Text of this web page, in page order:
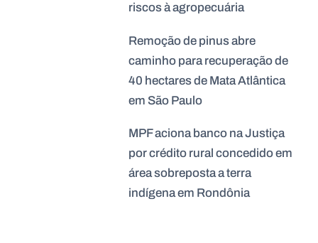
riscos à agropecuária
Remoção de pinus abre
caminho para recuperação de
40 hectares de Mata Atlântica
em São Paulo
MPF aciona banco na Justiça
por crédito rural concedido em
área sobreposta a terra
indígena em Rondônia